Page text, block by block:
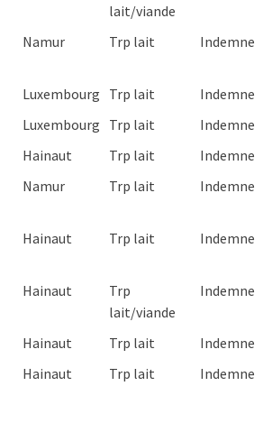
lait/viande
Namur Trp lait Indemne
Luxembourg Trp lait Indemne
Luxembourg Trp lait Indemne
Hainaut
Trp lait Indemne
Namur
Trp lait Indemne
Hainaut Trp lait Indemne
Hainaut
Trp
lait/viande
Indemne
Hainaut Trp lait Indemne
Hainaut
Trp lait Indemne